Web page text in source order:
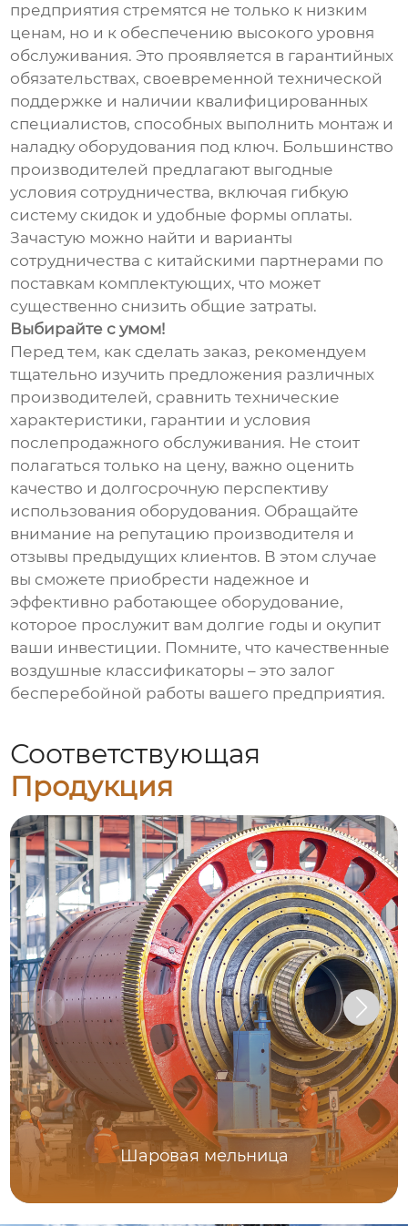
предприятия стремятся не только к низким
ценам, но и к обеспечению высокого уровня
обслуживания. Это проявляется в гарантийных
обязательствах, своевременной технической
поддержке и наличии квалифицированных
специалистов, способных выполнить монтаж и
наладку оборудования под ключ. Большинство
производителей предлагают выгодные
условия сотрудничества, включая гибкую
систему скидок и удобные формы оплаты.
Зачастую можно найти и варианты
сотрудничества с китайскими партнерами по
поставкам комплектующих, что может
существенно снизить общие затраты.
Выбирайте с умом!
Перед тем, как сделать заказ, рекомендуем
тщательно изучить предложения различных
производителей, сравнить технические
характеристики, гарантии и условия
послепродажного обслуживания. Не стоит
полагаться только на цену, важно оценить
качество и долгосрочную перспективу
использования оборудования. Обращайте
внимание на репутацию производителя и
отзывы предыдущих клиентов. В этом случае
вы сможете приобрести надежное и
эффективно работающее оборудование,
которое прослужит вам долгие годы и окупит
ваши инвестиции. Помните, что качественные
воздушные классификаторы – это залог
бесперебойной работы вашего предприятия.
Соответствующая
Продукция
Шаровая мельница